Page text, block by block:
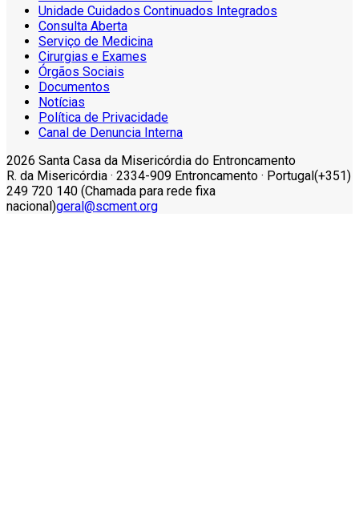
Unidade Cuidados Continuados Integrados
Consulta Aberta
Serviço de Medicina
Cirurgias e Exames
Órgãos Sociais
Documentos
Notícias
Política de Privacidade
Canal de Denuncia Interna
2026 Santa Casa da Misericórdia do Entroncamento
R. da Misericórdia · 2334-909 Entroncamento · Portugal(+351)
249 720 140 (Chamada para rede fixa
nacional)geral@scment.org